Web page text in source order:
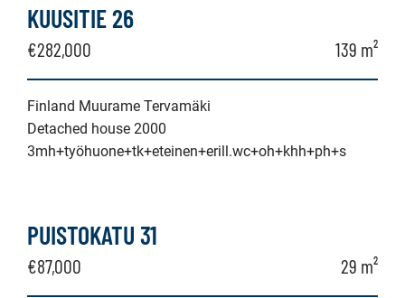
KUUSITIE 26
€282,000 139 m²
Finland Muurame Tervamäki
Detached house 2000
3mh+työhuone+tk+eteinen+erill.wc+oh+khh+ph+s
PUISTOKATU 31
€87,000 29 m²